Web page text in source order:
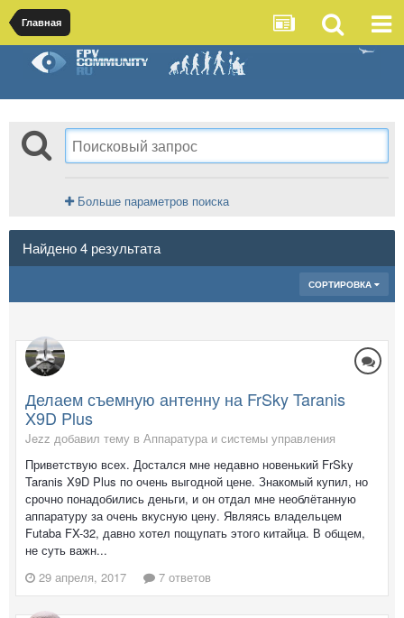
Главная
Больше параметров поиска
Найдено 4 результата
СОРТИРОВКА
Делаем съемную антенну на FrSky Taranis
X9D Plus
Jezz добавил тему в Аппаратура и системы управления
Приветствую всех. Достался мне недавно новенький FrSky
Taranis X9D Plus по очень выгодной цене. Знакомый купил, но
срочно понадобились деньги, и он отдал мне необлётанную
аппаратуру за очень вкусную цену. Являясь владельцем
Futaba FX-32, давно хотел пощупать этого китайца. В общем,
не суть важн...
29 апреля, 2017
7 ответов